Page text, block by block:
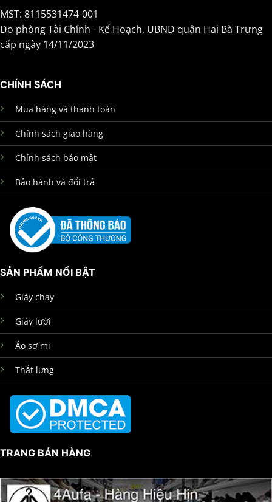
MST: 8115531474-001
Do phòng Tài Chính - Kế Hoạch, UBND quận Hai Bà Trưng
cấp ngày 14/11/2023
CHÍNH SÁCH
Mua hàng và thanh toán
Chính sách giao hàng
Chính sách bảo mật
Bảo hành và đổi trả
SẢN PHẨM NỔI BẬT
Giày chạy
Giày lười
Áo sơ mi
Thắt lưng
TRANG BÁN HÀNG